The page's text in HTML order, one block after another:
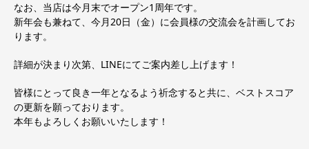
なお、当店は今月末でオープン1周年です。
新年会も兼ねて、今月20日（金）に会員様の交流会を計画してお
ります。
詳細が決まり次第、LINEにてご案内差し上げます！
皆様にとって良き一年となるよう祈念すると共に、ベストスコア
の更新を願っております。
本年もよろしくお願いいたします！